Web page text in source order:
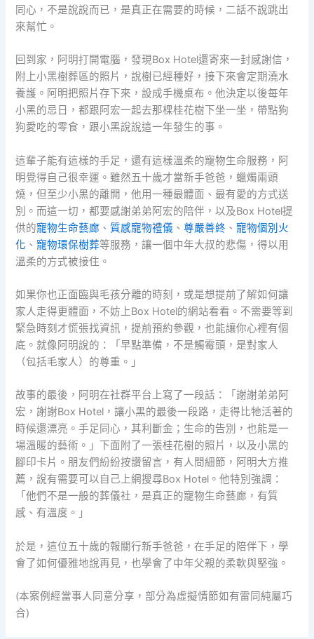
同心，不是說說而已，是真正在需要的時候，二話不說跳出
來幫忙。
回到家，阿明打開電腦，發現Box Hotel還寄來一封感謝信，
附上小黑樹葬區的照片，說樹已經種好，接下來會定期澆水
養護。阿明把照片存下來，設成手機桌布。他決定以後每年
小黑的忌日，都跟阿宏一起去那棵桂花樹下坐一坐，帶點狗
狗愛吃的零食，跟小黑說說這一年發生的事。
這輩子能有這樣的手足，還有這樣溫柔的寵物生命服務，阿
明覺得自己很幸運。雖然五十歲才當新手爸爸，蠟燭兩頭
燒，但至少小黑的離開，他用一種最體面、最有愛的方式送
別。而這一切，都要感謝弟弟阿宏的陪伴，以及Box Hotel提
供的寵物生命藝廊 、質感寵物禮儀 、尊嚴善終 、寵物個別火
化 、寵物環保樹葬等服務，讓一個中年大叔的悲傷，得以用
溫柔的方式被接住。
如果你也正面臨與毛孩分離的時刻，或是想提前了解如何讓
家人走得更體面，不妨上Box Hotel的網站看看。不需要等到
緊急時刻才慌張找資訊，提前預約參觀，也能讓你心裡有個
底。就像阿明說的：「早點準備，不是觸霉頭，是對家人
（包括毛家人）的尊重。」
故事的最後，阿明在社群平台上寫了一段話：「謝謝弟弟阿
宏，謝謝Box Hotel，讓小黑的最後一段路，走得比牠活著的
時候還漂亮。手足同心，其利斷金；生命的告別，也能是一
場溫暖的藝術。」下面附了一張桂花樹的照片，以及小黑的
腳印卡片。朋友們紛紛按讚留言，有人問細節，阿明大方推
薦，說有需要可以自己上網搜尋Box Hotel。他特別強調：
「他們不是一般的葬儀社，是真正的寵物生命藝廊，有質
感、有溫度。」
於是，這位五十歲的報關行新手爸爸，在手足的陪伴下，學
會了如何優雅地說再見，也學會了中年父親的柔軟與堅強。
(本案例經當事人同意分享，部分為虛擬情節如有雷同純屬巧
合)